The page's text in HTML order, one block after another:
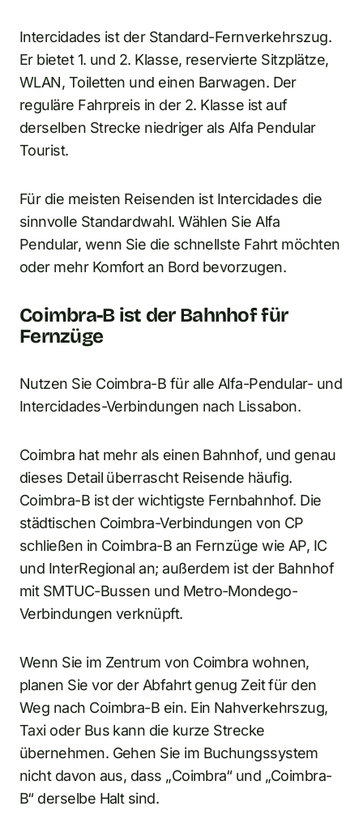
Intercidades ist der Standard-Fernverkehrszug.
Er bietet 1. und 2. Klasse, reservierte Sitzplätze,
WLAN, Toiletten und einen Barwagen. Der
reguläre Fahrpreis in der 2. Klasse ist auf
derselben Strecke niedriger als Alfa Pendular
Tourist.
Für die meisten Reisenden ist Intercidades die
sinnvolle Standardwahl. Wählen Sie Alfa
Pendular, wenn Sie die schnellste Fahrt möchten
oder mehr Komfort an Bord bevorzugen.
Coimbra-B ist der Bahnhof für
Fernzüge
Nutzen Sie Coimbra-B für alle Alfa-Pendular- und
Intercidades-Verbindungen nach Lissabon.
Coimbra hat mehr als einen Bahnhof, und genau
dieses Detail überrascht Reisende häufig.
Coimbra-B ist der wichtigste Fernbahnhof. Die
städtischen Coimbra-Verbindungen von CP
schließen in Coimbra-B an Fernzüge wie AP, IC
und InterRegional an; außerdem ist der Bahnhof
mit SMTUC-Bussen und Metro-Mondego-
Verbindungen verknüpft.
Wenn Sie im Zentrum von Coimbra wohnen,
planen Sie vor der Abfahrt genug Zeit für den
Weg nach Coimbra-B ein. Ein Nahverkehrszug,
Taxi oder Bus kann die kurze Strecke
übernehmen. Gehen Sie im Buchungssystem
nicht davon aus, dass „Coimbra“ und „Coimbra-
B“ derselbe Halt sind.